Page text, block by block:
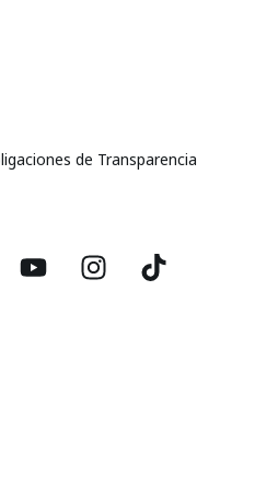
de Transparencia